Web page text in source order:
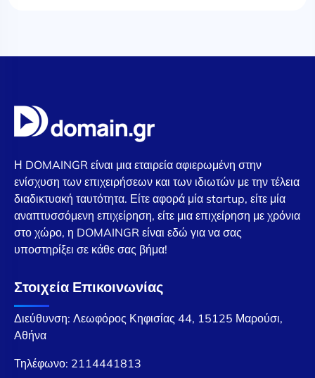
Η DOMAINGR είναι μια εταιρεία αφιερωμένη στην
ενίσχυση των επιχειρήσεων και των ιδιωτών με την τέλεια
διαδικτυακή ταυτότητα. Είτε αφορά μία startup, είτε μία
αναπτυσσόμενη επιχείρηση, είτε μια επιχείρηση με χρόνια
στο χώρο, η DOMAINGR είναι εδώ για να σας
υποστηρίξει σε κάθε σας βήμα!
Στοιχεία Επικοινωνίας
Διεύθυνση: Λεωφόρος Κηφισίας 44, 15125 Μαρούσι,
Αθήνα
Τηλέφωνο: 2114441813